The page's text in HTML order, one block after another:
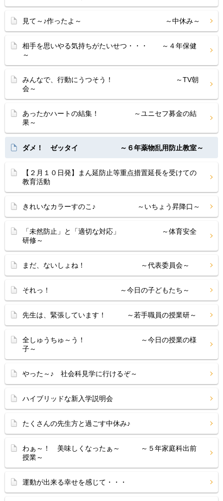
見て～♪作ったよ～ ～中休み～
相手を思いやる気持ちがたいせつ・・・ ～４年保健
～
みんなで、行動にうつそう！ ～TV朝
会～
あったかハートの結集！ ～ユニセフ募金の結
果～
ダメ！ ゼッタイ ～６年薬物乱用防止教室～
【２月１０日発】まん延防止等重点措置延長を受けての
教育活動
きれいなカラーすのこ♪ ～いちょう昇降口～
「未然防止」と「適切な対応」 ～体育安全
研修～
まだ、ないしょね！ ～代表委員会～
それっ！ ～今日の子どもたち～
先生は、緊張しています！ ～若手職員の授業研～
全しゅうちゅ～う！ ～今日の授業の様
子～
やった～♪ 社会科見学に行けるぞ～
ハイブリッドな新入学説明会
たくさんの先生方と過ごす中休み♪
わぁ～！ 美味しくなったぁ～ ～５年家庭科出前
授業～
運動が出来る幸せを感じて・・・